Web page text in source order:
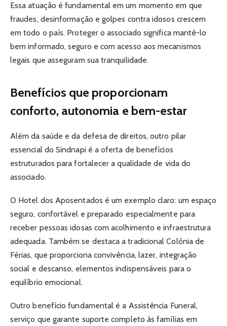
Essa atuação é fundamental em um momento em que
fraudes, desinformação e golpes contra idosos crescem
em todo o país. Proteger o associado significa mantê-lo
bem informado, seguro e com acesso aos mecanismos
legais que asseguram sua tranquilidade.
Benefícios que proporcionam
conforto, autonomia e bem-estar
Além da saúde e da defesa de direitos, outro pilar
essencial do Sindnapi é a oferta de benefícios
estruturados para fortalecer a qualidade de vida do
associado.
O Hotel dos Aposentados é um exemplo claro: um espaço
seguro, confortável e preparado especialmente para
receber pessoas idosas com acolhimento e infraestrutura
adequada. Também se destaca a tradicional Colônia de
Férias, que proporciona convivência, lazer, integração
social e descanso, elementos indispensáveis para o
equilíbrio emocional.
Outro benefício fundamental é a Assistência Funeral,
serviço que garante suporte completo às famílias em